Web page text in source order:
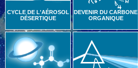
CYCLE DE L'AÉROSOL
DÉSERTIQUE
DEVENIR DU CARBONE
ORGANIQUE